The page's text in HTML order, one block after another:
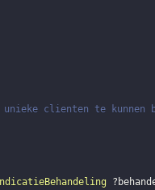
clienten te kunnen